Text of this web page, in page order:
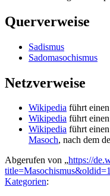
Querverweise
Sadismus
Sadomasochismus
Netzverweise
Wikipedia führt
Wikipedia führt
Wikipedia führt
Masoch, nach dem
Abgerufen von „https://
Kategorien: